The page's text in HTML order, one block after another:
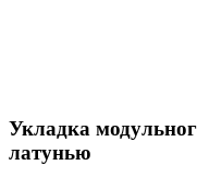
Укладка
латунью